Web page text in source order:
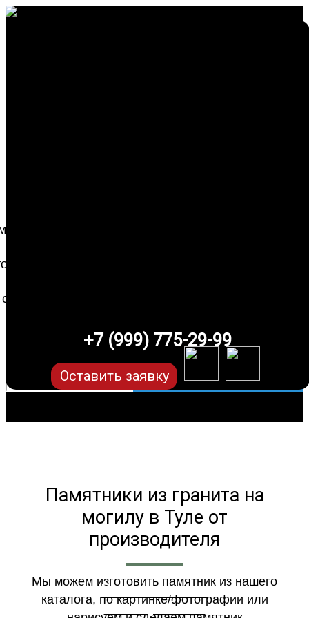
+7 (999) 775-29-99
Оставить заявку
Памятники из гранита на
могилу в Туле от
производителя
Мы можем изготовить памятник из нашего
каталога, по картинке/фотографии или
Выполненные
нами работы